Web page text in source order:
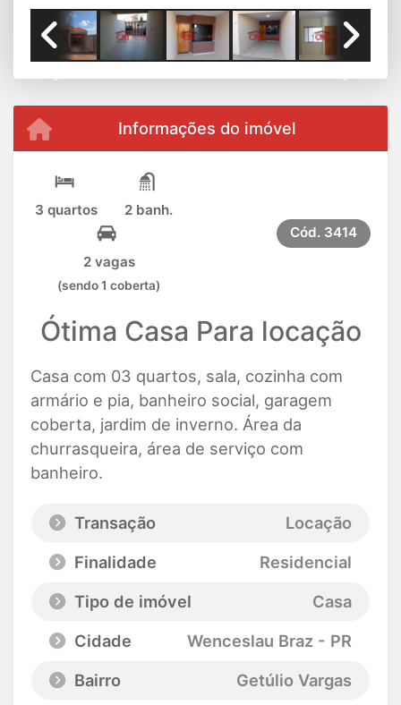
Informações do imóvel
3 quartos 2 banh.
2 vagas
(sendo 1 coberta)
Cód. 3414
Ótima Casa Para locação
Casa com 03 quartos, sala, cozinha com
armário e pia, banheiro social, garagem
coberta, jardim de inverno. Área da
churrasqueira, área de serviço com
banheiro.
Transação
Locação
Finalidade
Residencial
Tipo de imóvel
Casa
Cidade
Wenceslau Braz - PR
Bairro
Getúlio Vargas